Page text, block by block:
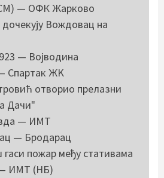
— ОФК Жарково
Вождовац на
— Војводина
Спартак ЖK
отворио прелазни
Дачи"
— ИМТ
— Бродарац
пожар међу стативама
ИМТ (НБ)